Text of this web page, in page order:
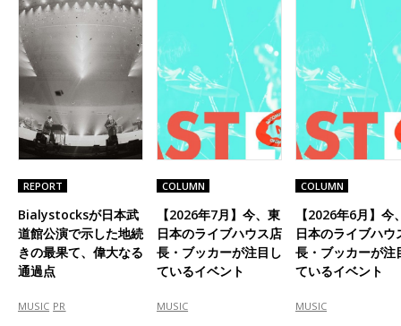
REPORT
Bialystocksが日本武
道館公演で示した地続
きの最果て、偉大なる
通過点
MUSIC PR
COLUMN
【2026年7月】今、東
日本のライブハウス店
長・ブッカーが注目し
ているイベント
MUSIC
COLUMN
【2026年6月】今
日本のライブハウ
長・ブッカーが注
ているイベント
MUSIC